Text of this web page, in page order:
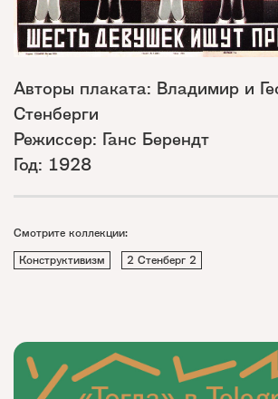
Авторы плаката: Владимир и
Стенберги
Режиссер: Ганс Берендт
Год: 1928
Смотрите коллекции:
Конструктивизм
2 Стенберг 2